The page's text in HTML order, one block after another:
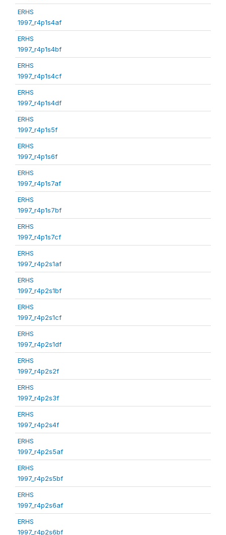
ERHS
1997_r4p1s4af
ERHS
1997_r4p1s4bf
ERHS
1997_r4p1s4cf
ERHS
1997_r4p1s4df
ERHS
1997_r4p1s5f
ERHS
1997_r4p1s6f
ERHS
1997_r4p1s7af
ERHS
1997_r4p1s7bf
ERHS
1997_r4p1s7cf
ERHS
1997_r4p2s1af
ERHS
1997_r4p2s1bf
ERHS
1997_r4p2s1cf
ERHS
1997_r4p2s1df
ERHS
1997_r4p2s2f
ERHS
1997_r4p2s3f
ERHS
1997_r4p2s4f
ERHS
1997_r4p2s5af
ERHS
1997_r4p2s5bf
ERHS
1997_r4p2s6af
ERHS
1997_r4p2s6bf